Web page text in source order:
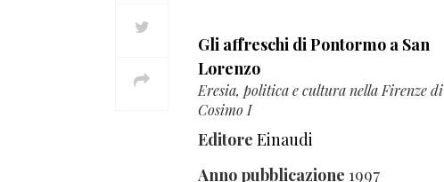
Gli affreschi di Pontormo a San
Lorenzo
Eresia, politica e cultura nella Firenze di
Cosimo I
Editore Einaudi
Anno pubblicazione 1997